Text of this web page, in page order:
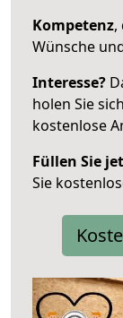
Kompetenz,
Wünsche
Interesse?
holen Sie
kostenlose
Füllen Sie
Sie